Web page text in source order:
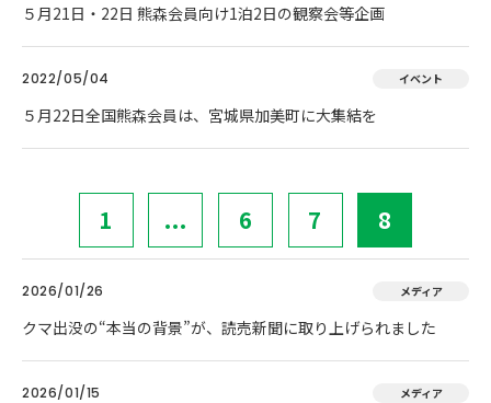
５月21日・22日 熊森会員向け1泊2日の観察会等企画
2022/05/04 イベント
５月22日全国熊森会員は、宮城県加美町に大集結を
1 ... 6 7 8
2026/01/26 メディア
クマ出没の“本当の背景”が、読売新聞に取り上げられました
2026/01/15 メディア